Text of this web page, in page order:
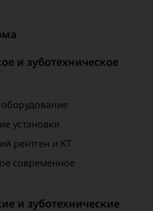
и зуботехническое
установки
рентген и КТ
современное
и зуботехнические